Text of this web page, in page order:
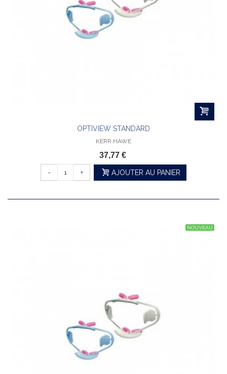
OPTIVIEW STANDARD
KERR HAWE
37,77 €
- + AJOUTER AU PANIER
NOUVEAU